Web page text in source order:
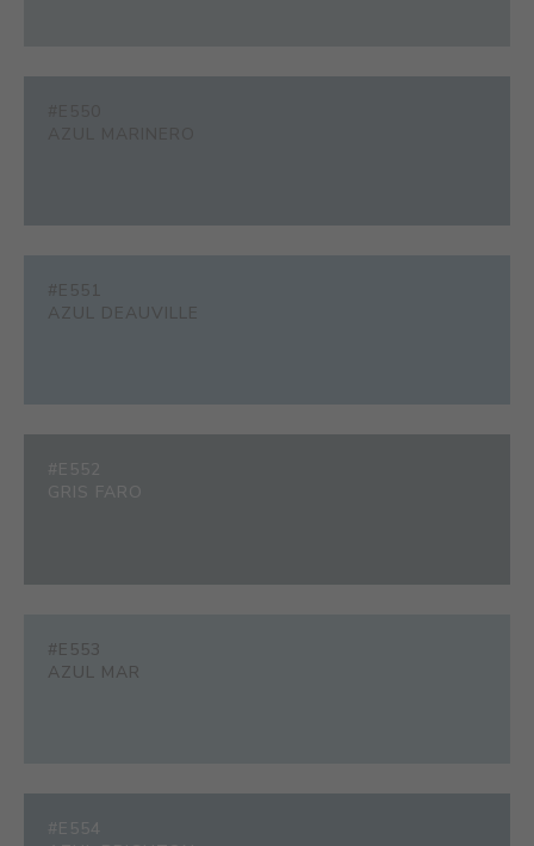
#E551
AZUL DEAUVILLE
#E552
GRIS FARO
#E553
AZUL MAR
#E554